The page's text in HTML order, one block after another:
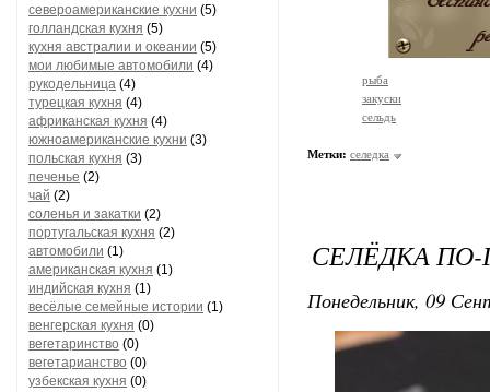
североамериканские кухни (5)
голландская кухня (5)
кухня австралии и океании (5)
мои любимые автомобили (4)
рукодельница (4)
турецкая кухня (4)
африканская кухня (4)
южноамериканские кухни (3)
польская кухня (3)
печенье (2)
чай (2)
соленья и закатки (2)
португальская кухня (2)
автомобили (1)
американская кухня (1)
индийская кухня (1)
весёлые семейные истории (1)
венгерская кухня (0)
вегетаринство (0)
вегетарианство (0)
узбекская кухня (0)
рыба
закуски
сельдь
Метки: селедка
СЕЛЁДКА
Понедельник, 09